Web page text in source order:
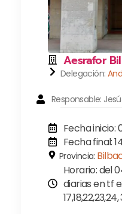
Aesrafor
Delegación:
Responsable:
Fecha inicio:
Fecha final:
Provincia:
Horario: del
diarias en tf